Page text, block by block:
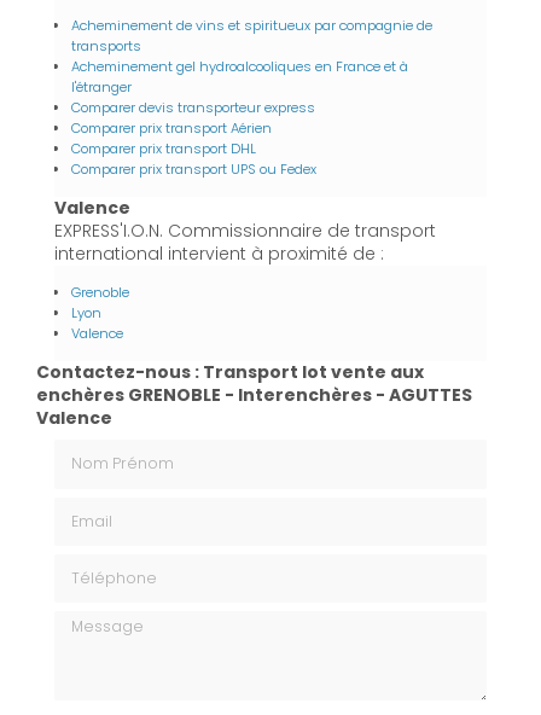
Acheminement de vins et spiritueux par compagnie de
transports
Acheminement gel hydroalcooliques en France et à
l'étranger
Comparer devis transporteur express
Comparer prix transport Aérien
Comparer prix transport DHL
Comparer prix transport UPS ou Fedex
Valence
EXPRESS'I.O.N. Commissionnaire de transport
international intervient à proximité de :
Grenoble
Lyon
Valence
Contactez-nous : Transport lot vente aux
enchères GRENOBLE - Interenchères - AGUTTES
Valence
Message